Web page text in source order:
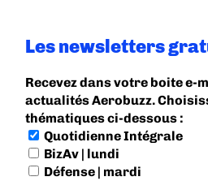
Les newsletters
Recevez dans votre boite e-
actualités Aerobuzz.
thématiques ci-dessous :
Quotidienne Intégrale
BizAv | lundi
Défense | mardi